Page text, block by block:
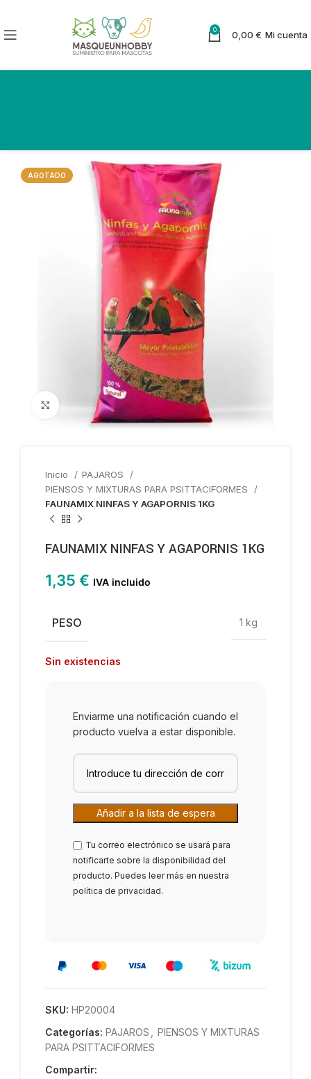
0 0,00 € Mi cuenta
AGOTADO
Haga clic para ampliar
Inicio
PAJAROS
PIENSOS Y MIXTURAS PARA PSITTACIFORMES
FAUNAMIX NINFAS Y AGAPORNIS 1KG
FAUNAMIX NINFAS Y AGAPORNIS 1KG
1,35 € IVA incluido
PESO 1 kg
Sin existencias
Enviarme una notificación cuando el
producto vuelva a estar disponible.
Tu correo electrónico se usará para
notificarte sobre la disponibilidad del
producto. Puedes leer más en nuestra
política de privacidad.
SKU: HP20004
Categorías: PAJAROS
PIENSOS Y MIXTURAS
PARA PSITTACIFORMES
Compartir: